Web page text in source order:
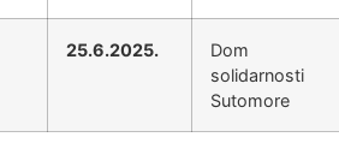
25.6.2025.
Dom
solidarnosti
Sutomore